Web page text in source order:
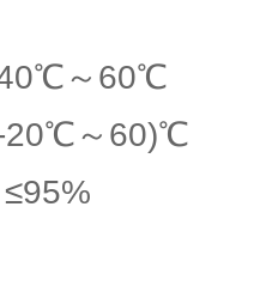
40℃～60℃
20℃～60)℃